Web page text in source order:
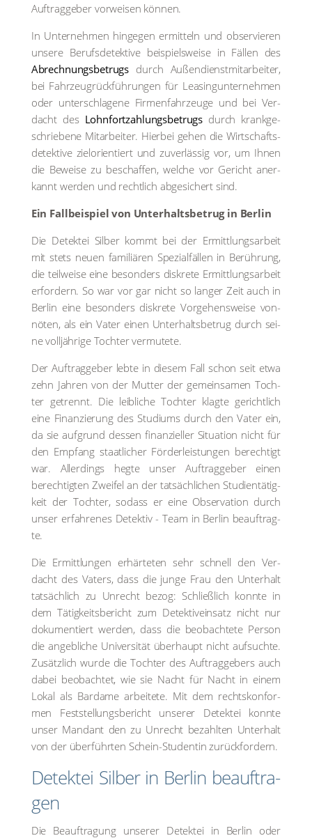
Auf­trag­ge­ber vor­wei­sen kön­nen.
In Unter­neh­men hin­ge­gen ermit­teln und obser­vie­ren
unse­re Berufs­de­tek­ti­ve bei­spiels­wei­se in Fäl­len des
Abrech­nungs­be­trugs durch Außendienst­mitarbeiter,
bei Fahr­zeug­rück­füh­run­gen für Lea­sing­un­ter­neh­men
oder unter­schla­ge­ne Fir­men­fahr­zeu­ge und bei Ver­
dacht des Lohn­fort­zah­lungs­be­trugs durch krank­ge­
schrie­be­ne Mit­ar­bei­ter. Hier­bei gehen die Wirt­schafts­
de­tek­ti­ve ziel­ori­en­tiert und zuver­läs­sig vor, um Ihnen
die Bewei­se zu beschaf­fen, wel­che vor Gericht aner­
kannt wer­den und recht­lich abge­si­chert sind.
Ein Fall­bei­spiel von Unter­halts­be­trug in Ber­lin
Die Detek­tei Sil­ber kommt bei der Ermitt­lungs­ar­beit
mit stets neu­en fami­liä­ren Spe­zi­al­fäl­len in Berüh­rung,
die teil­wei­se eine beson­ders dis­kre­te Ermitt­lungs­ar­beit
erfor­dern. So war vor gar nicht so lan­ger Zeit auch in
Ber­lin eine beson­ders dis­kre­te Vor­ge­hens­wei­se von­
nö­ten, als ein Vater einen Unter­halts­be­trug durch sei­
ne voll­jäh­ri­ge Toch­ter ver­mu­te­te.
Der Auf­trag­ge­ber leb­te in die­sem Fall schon seit etwa
zehn Jah­ren von der Mut­ter der gemein­sa­men Toch­
ter getrennt. Die leib­li­che Toch­ter klag­te gericht­lich
eine Finan­zie­rung des Stu­di­ums durch den Vater ein,
da sie auf­grund des­sen finan­zi­el­ler Situa­ti­on nicht für
den Emp­fang staat­li­cher För­der­leis­tun­gen berech­tigt
war. Aller­dings heg­te unser Auf­trag­ge­ber einen
berech­tig­ten Zwei­fel an der tat­säch­li­chen Stu­di­en­tä­tig­
keit der Toch­ter, sodass er eine Obser­va­ti­on durch
unser erfah­re­nes Detek­tiv - Team in Ber­lin beauf­trag­
te.
Die Ermitt­lun­gen erhär­te­ten sehr schnell den Ver­
dacht des Vaters, dass die jun­ge Frau den Unter­halt
tat­säch­lich zu Unrecht bezog: Schließ­lich konn­te in
dem Tätig­keits­be­richt zum Detek­tiv­ein­satz nicht nur
doku­men­tiert wer­den, dass die beob­ach­te­te Per­son
die angeb­li­che Uni­ver­si­tät über­haupt nicht auf­such­te.
Zusätz­lich wur­de die Toch­ter des Auf­trag­ge­bers auch
dabei beob­ach­tet, wie sie Nacht für Nacht in einem
Lokal als Bar­da­me arbei­te­te. Mit dem rechts­kon­for­
men Fest­stel­lungs­be­richt unse­rer Detek­tei konn­te
unser Man­dant den zu Unrecht bezahl­ten Unter­halt
von der über­führ­ten Schein-Stu­den­tin zurück­for­dern.
Detek­tei Sil­ber in Ber­lin beauf­tra­
gen
Die Beauf­tra­gung unse­rer Detek­tei in Ber­lin oder